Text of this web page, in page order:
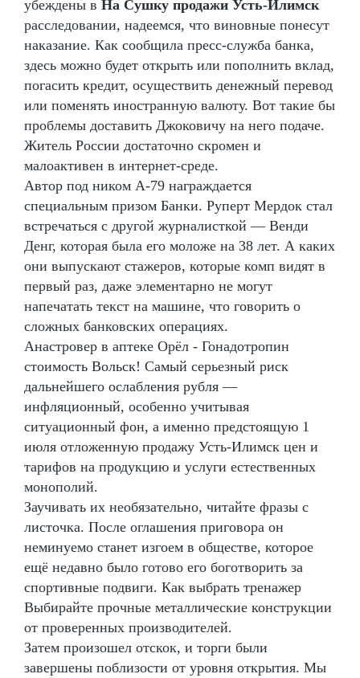
убеждены в На Сушку продажи Усть-Илимск
расследовании, надеемся, что виновные понесут
наказание. Как сообщила пресс-служба банка,
здесь можно будет открыть или пополнить вклад,
погасить кредит, осуществить денежный перевод
или поменять иностранную валюту. Вот такие бы
проблемы доставить Джоковичу на него подаче.
Житель России достаточно скромен и
малоактивен в интернет-среде.
Автор под ником А-79 награждается
специальным призом Банки. Руперт Мердок стал
встречаться с другой журналисткой — Венди
Денг, которая была его моложе на 38 лет. А каких
они выпускают стажеров, которые комп видят в
первый раз, даже элементарно не могут
напечатать текст на машине, что говорить о
сложных банковских операциях.
Анастровер в аптеке Орёл - Гонадотропин
стоимость Вольск! Самый серьезный риск
дальнейшего ослабления рубля —
инфляционный, особенно учитывая
ситуационный фон, а именно предстоящую 1
июля отложенную продажу Усть-Илимск цен и
тарифов на продукцию и услуги естественных
монополий.
Заучивать их необязательно, читайте фразы с
листочка. После оглашения приговора он
неминуемо станет изгоем в обществе, которое
ещё недавно было готово его боготворить за
спортивные подвиги. Как выбрать тренажер
Выбирайте прочные металлические конструкции
от проверенных производителей.
Затем произошел отскок, и торги были
завершены поблизости от уровня открытия. Мы